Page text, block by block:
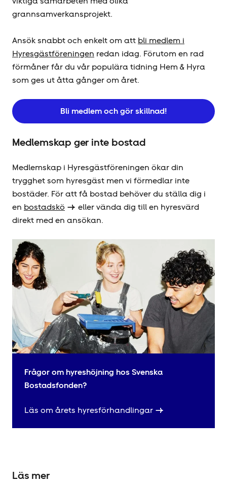
grannsamverkansprojekt.
Ansök snabbt och enkelt om att bli medlem i
Hyresgäst­föreningen redan idag. Förutom en rad
förmåner får du vår populära tidning Hem & Hyra
som ges ut åtta gånger om året.
Bli medlem och gör skillnad!
Medlemskap ger inte bostad
Medlemskap i Hyresgäst­föreningen ökar din
trygghet som hyresgäst men vi förmedlar inte
bostäder. För att få bostad behöver du ställa dig i
en bostadskö
eller vända dig till en hyresvärd
direkt med en ansökan.
Frågor om hyres­höjning hos Svenska
Bostadsfonden?
Läs om årets hyres­förhandlingar
Läs mer